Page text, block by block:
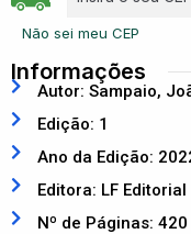
Não sei meu CEP
Informações
Autor: Sampaio,
Edição: 1
Ano da Edição:
Editora: LF Editorial
Nº de Páginas: 420